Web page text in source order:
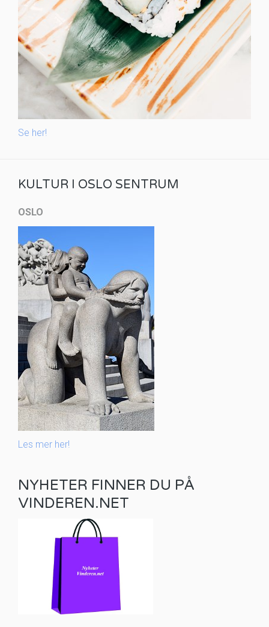
Se her!
KULTUR I OSLO SENTRUM
OSLO
Les mer her!
NYHETER FINNER DU PÅ
VINDEREN.NET